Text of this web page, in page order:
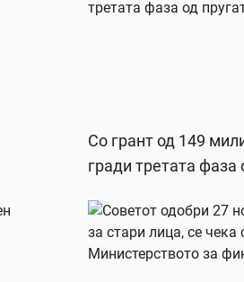
Со грант од 149
гради третата фаза